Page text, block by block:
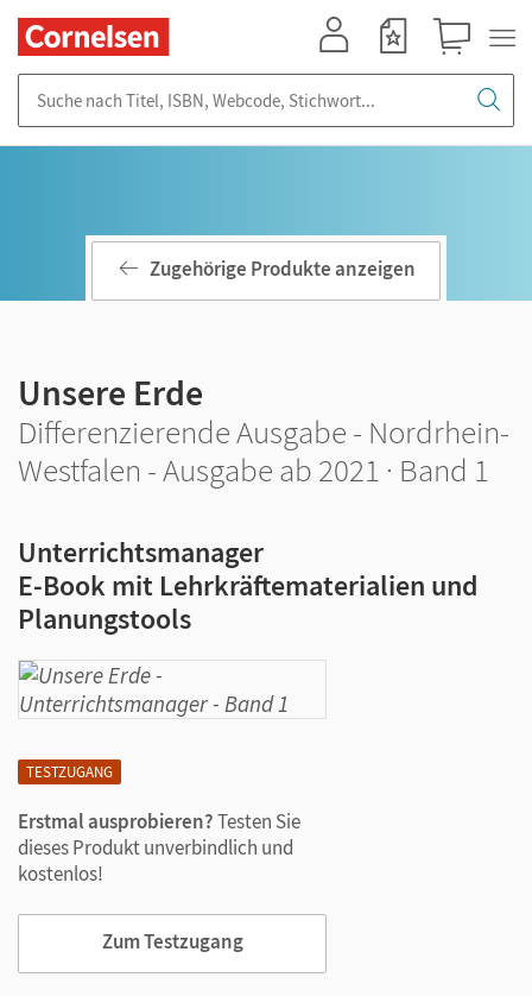
TESTZUGANG
Erstmal ausprobieren?Testen Sie
dieses Produkt unverbindlich und
kostenlos!
Zum Testzugang
Zugehörige Produkte anzeigen
Unsere Erde
Differenzierende Ausgabe - Nordrhein-
Westfalen - Ausgabe ab 2021 · Band 1
Unterrichtsmanager
E-Book mit Lehrkräftematerialien und
Planungstools